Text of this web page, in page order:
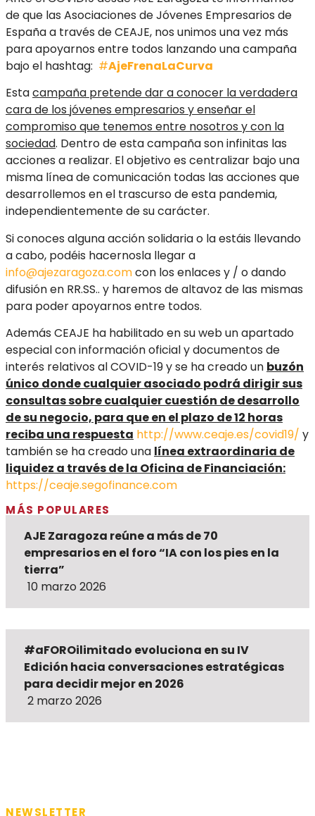
de que las Asociaciones de Jóvenes Empresarios de
España a través de CEAJE, nos unimos una vez más
para apoyarnos entre todos lanzando una campaña
bajo el hashtag: #AjeFrenaLaCurva
Estacampaña pretende dar a conocer la verdadera
cara de los jóvenes empresarios y enseñar el
compromiso que tenemos entre nosotros y con la
sociedad. Dentro de esta campaña son infinitas las
acciones a realizar. El objetivo es centralizar bajo una
misma línea de comunicación todas las acciones que
desarrollemos en el trascurso de esta pandemia,
independientemente de su carácter.
Si conoces alguna acción solidaria o la estáis llevando
a cabo, podéis hacernosla llegar a
info@ajezaragoza.comcon los enlaces y / o dando
difusión en RR.SS.. y haremos de altavoz de las mismas
para poder apoyarnos entre todos.
Además CEAJE ha habilitado en su web un apartado
especial con información oficial y documentos de
interés relativos al COVID-19 y se ha creado un buzón
único donde cualquier asociado podrá dirigir sus
consultas sobre cualquier cuestión de desarrollo
de su negocio, para que en el plazo de 12 horas
reciba una respuesta http://www.ceaje.es/covid19/ y
también se ha creado una línea extraordinaria de
liquidez a través de la Oficina de Financiación:
https://ceaje.segofinance.com
MÁS POPULARES
AJE Zaragoza reúne a más de 70
empresarios en el foro “IA con los pies en la
tierra”
10 marzo 2026
#aFOROilimitado evoluciona en su IV
Edición hacia conversaciones estratégicas
para decidir mejor en 2026
2 marzo 2026
NEWSLETTER